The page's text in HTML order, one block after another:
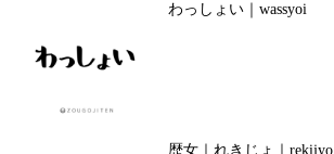
わっしょい｜wassyoi
歴女｜れきじょ｜rekijyo